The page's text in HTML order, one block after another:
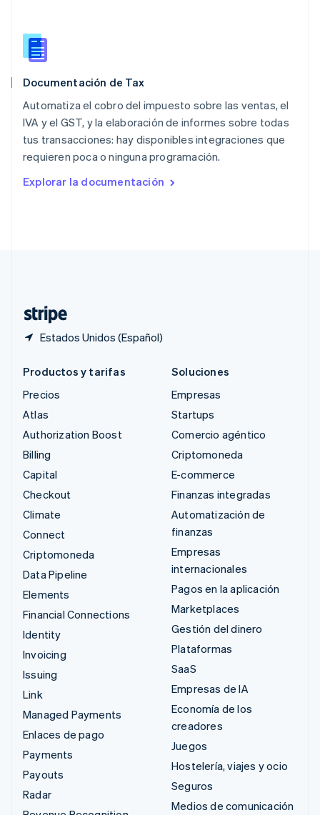
Documentación de Tax
Automatiza el cobro del impuesto sobre las ventas, el
IVA y el GST, y la elaboración de informes sobre todas
tus transacciones: hay disponibles integraciones que
requieren poca o ninguna programación.
Explorar la documentación
Estados Unidos (Español)
English
Portugal
RAE de Hong Kong, China
English简体中文
Reino Unido
English
República Checa
English
English
Productos y tarifas
Precios
Atlas
Authorization Boost
Billing
Capital
Checkout
Climate
Connect
Criptomoneda
Data Pipeline
Elements
Financial Connections
Identity
Invoicing
Issuing
Link
Managed Payments
Enlaces de pago
Payments
Payouts
Radar
Soluciones
Empresas
Startups
Comercio agéntico
Criptomoneda
E-commerce
Finanzas integradas
Automatización de
finanzas
Empresas
internacionales
Pagos en la aplicación
Marketplaces
Gestión del dinero
Plataformas
SaaS
Empresas de IA
Economía de los
creadores
Juegos
Hostelería, viajes y ocio
Seguros
Medios de comunicación